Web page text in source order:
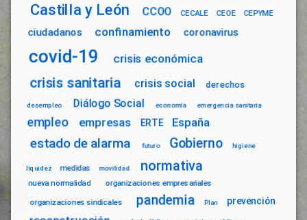
Castilla y León CCOO CECALE CEOE CEPYME
ciudadanos confinamiento coronavirus
covid-19 crisis económica
crisis sanitaria crisis social derechos
desempleo Diálogo Social economía emergencia sanitaria
empleo empresas ERTE España
estado de alarma futuro Gobierno higiene
liquidez medidas movilidad normativa
nueva normalidad organizaciones empresariales
organizaciones sindicales pandemia Plan prevención